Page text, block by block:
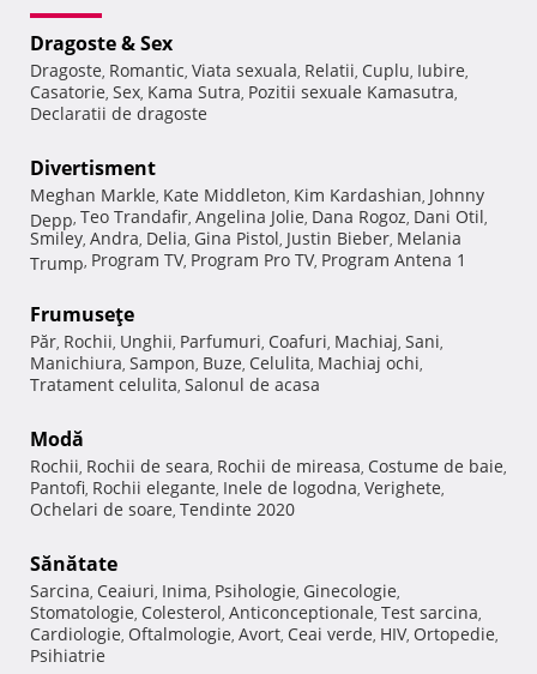
Dragoste & Sex
Dragoste, Romantic, Viata sexuala, Relatii, Cuplu, Iubire,
Casatorie, Sex, Kama Sutra, Pozitii sexuale Kamasutra,
Declaratii de dragoste
Divertisment
Meghan Markle, Kate Middleton, Kim Kardashian, Johnny
Depp, Teo Trandafir, Angelina Jolie, Dana Rogoz, Dani Otil,
Smiley, Andra, Delia, Gina Pistol, Justin Bieber, Melania
Trump, Program TV, Program Pro TV, Program Antena 1
Frumuseţe
Păr, Rochii, Unghii, Parfumuri, Coafuri, Machiaj, Sani,
Manichiura, Sampon, Buze, Celulita, Machiaj ochi,
Tratament celulita, Salonul de acasa
Modă
Rochii, Rochii de seara, Rochii de mireasa, Costume de baie,
Pantofi, Rochii elegante, Inele de logodna, Verighete,
Ochelari de soare, Tendinte 2020
Sănătate
Sarcina, Ceaiuri, Inima, Psihologie, Ginecologie,
Stomatologie, Colesterol, Anticonceptionale, Test sarcina,
Cardiologie, Oftalmologie, Avort, Ceai verde, HIV, Ortopedie,
Psihiatrie